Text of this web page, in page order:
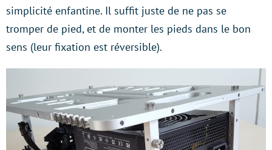
simplicité enfantine. Il suffit juste de ne pas se
tromper de pied, et de monter les pieds dans le bon
sens (leur fixation est réversible).